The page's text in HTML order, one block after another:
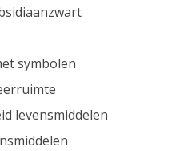
symbolen
levensmiddelen